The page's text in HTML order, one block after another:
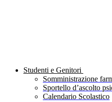
Studenti e Genitori
Somministrazione
Sportello d’ascolto
Calendario Scolastico